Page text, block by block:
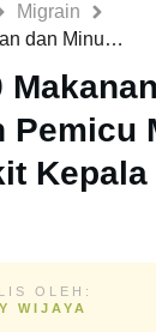
Migrain
Hindari 9 Makanan dan Minuman Pemicu Migrain Ini Agar Sakit Kepala Cepat Hilang!
Pemicu
Kepala
OLEH:
WIJAYA